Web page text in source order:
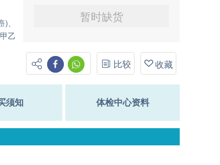
、
乙
暂时缺货
比较 收藏
须知 体检中心资料